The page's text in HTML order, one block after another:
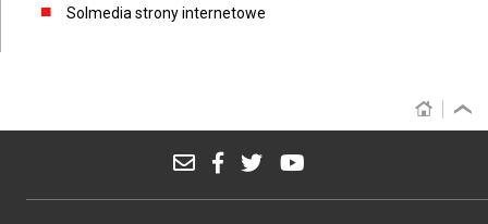
Solmedia strony internetowe